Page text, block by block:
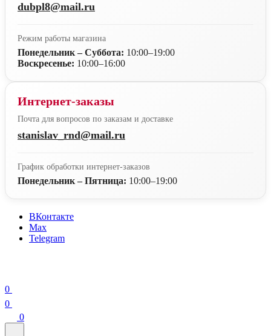
dubpl8@mail.ru
Режим работы магазина
Понедельник – Суббота: 10:00–19:00
Воскресенье: 10:00–16:00
Интернет-заказы
Почта для вопросов по заказам и доставке
stanislav_rnd@mail.ru
График обработки интернет-заказов
Понедельник – Пятница: 10:00–19:00
ВКонтакте
Max
Telegram
0
0
0